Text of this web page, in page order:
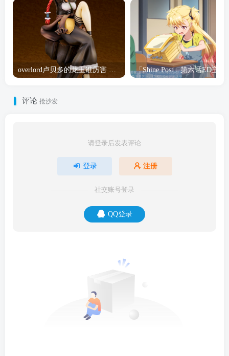
评论 抢沙发
请登录后发表评论
登录 注册
社交账号登录
QQ登录